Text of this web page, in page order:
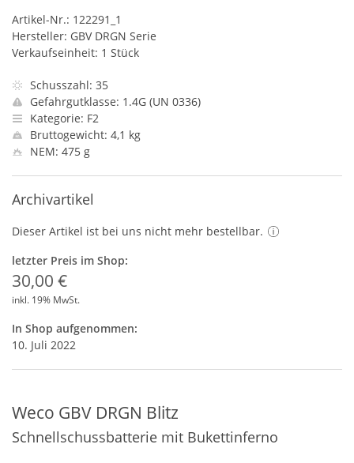
Artikel-Nr.: 122291_1
Hersteller: GBV DRGN Serie
Verkaufseinheit: 1 Stück
Schusszahl: 35
Gefahrgutklasse: 1.4G (UN 0336)
Kategorie: F2
Bruttogewicht: 4,1 kg
NEM: 475 g
Archivartikel
Dieser Artikel ist bei uns nicht mehr bestellbar.
letzter Preis im Shop:
30,00 €
inkl. 19% MwSt.
In Shop aufgenommen:
10. Juli 2022
Weco GBV DRGN Blitz
Schnellschussbatterie mit Bukettinferno